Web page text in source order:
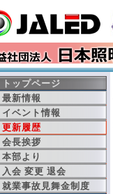
トップページ
最新情報
イベント情報
更新履歴
会長挨拶
本部より
入会 変更 退会
就業事故見舞金制度